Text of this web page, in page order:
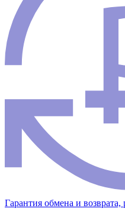
Гарантия обмена и возврата,